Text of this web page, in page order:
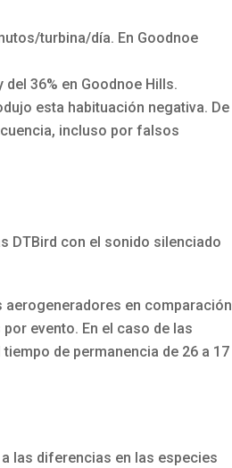
turbina/día. En Goodnoe
36% en Goodnoe Hills.
esta habituación negativa. De
incluso por falsos
DTBird con el sonido silenciado
aerogeneradores en comparación
evento. En el caso de las
de permanencia de 26 a 17
las diferencias en las especies